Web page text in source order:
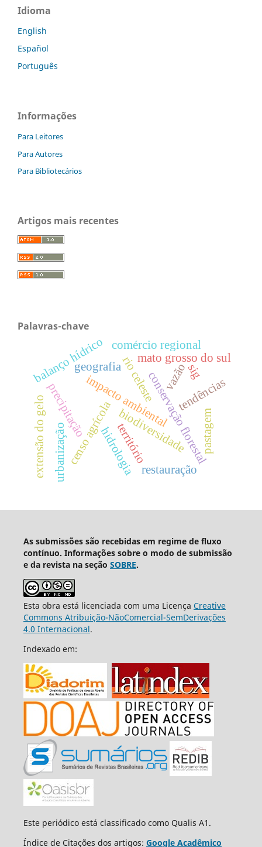
Idioma
English
Español
Português
Informações
Para Leitores
Para Autores
Para Bibliotecários
Artigos mais recentes
Palavras-chave
conservação florestal
impacto ambiental
censo agrícolabiodiversidade
rio celeste tendências
precipitação
vazão
balanço hídrico
hidrologia
extensão do gelo território
comércio regional
mato grosso do sul
restauração
pastagem
urbanização
geografia sig
As submissões são recebidas em regime de fluxo
contínuo. Informações sobre o modo de submissão
e da revista na seção SOBRE.
Esta obra está licenciada com uma Licença Creative
Commons Atribuição-NãoComercial-SemDerivações
4.0 Internacional.
Indexado em:
Este periódico está classificado como Qualis A1.
Índice de Citações dos artigos: Google Acadêmico